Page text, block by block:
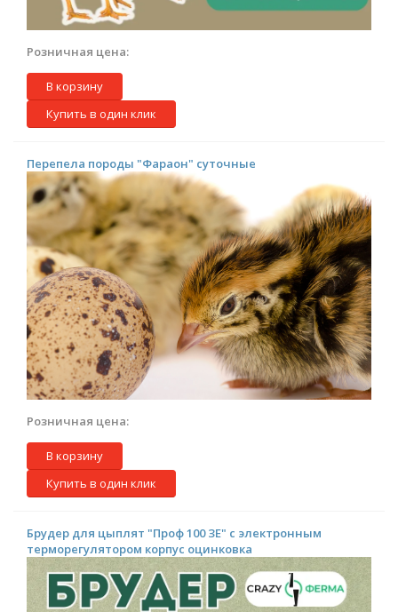
Розничная цена:
В корзину
Купить в один клик
Перепела породы "Фараон" суточные
Розничная цена:
В корзину
Купить в один клик
Брудер для цыплят "Проф 100 ЗE" с электронным
терморегулятором корпус оцинковка